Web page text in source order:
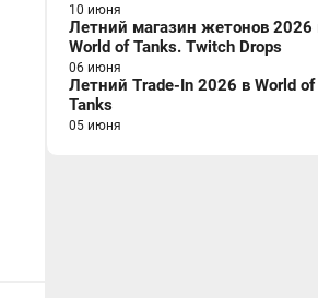
10 июня
Летний магазин жетонов 2026
World of Tanks. Twitch Drops
06 июня
Летний Trade-In 2026 в World of
Tanks
05 июня